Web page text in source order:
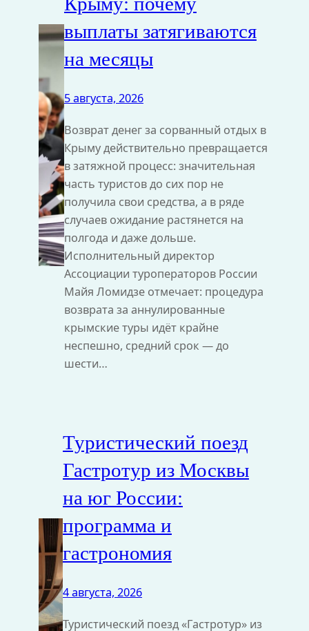
выплаты затягиваются
на месяцы
5 августа, 2026
Возврат денег за сорванный отдых в
Крыму действительно превращается
в затяжной процесс: значительная
часть туристов до сих пор не
получила свои средства, а в ряде
случаев ожидание растянется на
полгода и даже дольше.
Исполнительный директор
Ассоциации туроператоров России
Майя Ломидзе отмечает: процедура
возврата за аннулированные
крымские туры идёт крайне
неспешно, средний срок — до
шести…
Туристический поезд
Гастротур из Москвы
на юг России:
программа и
гастрономия
4 августа, 2026
Туристический поезд «Гастротур» из